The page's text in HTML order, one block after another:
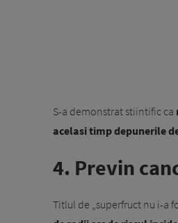
S-a demonstrat stiintific ca
acelasi timp depunerile
4. Previn
Titlul de „superfruct nu i-a